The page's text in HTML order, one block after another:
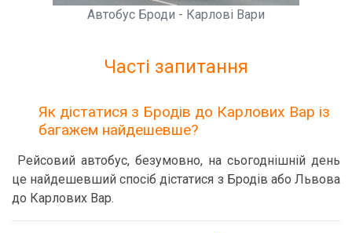
Автобус Броди - Карлові Вари
Часті запитання
Як дістатися з Бродів до Карлових Вар із
багажем найдешевше?
Рейсовий автобус, безумовно, на сьогоднішній день
це найдешевший спосіб дістатися з Бродів або Львова
до Карлових Вар.